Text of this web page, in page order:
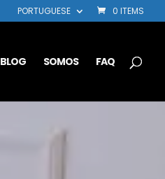
PORTUGUESE 0 ITEMS
BLOG SOMOS FAQ